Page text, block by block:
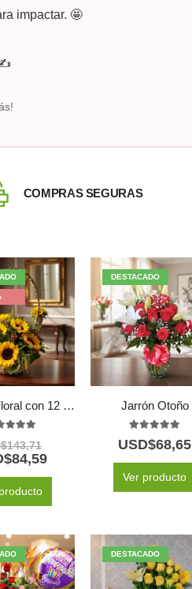
impactar. 🤩
✍️
COMPRAS SEGURAS
Canasta Floral con 12 Girasoles
143,71
84,59
DESTACADO
Jarrón Otoño
out of 5
USD$68,65
Ver producto
DESTACADO